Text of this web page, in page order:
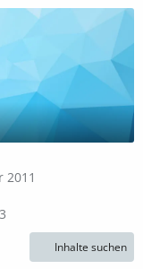
2011
Inhalte suchen